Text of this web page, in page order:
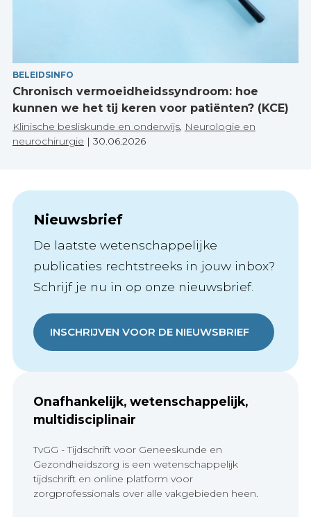
BELEIDSINFO
Chronisch vermoeidheidssyndroom: hoe
kunnen we het tij keren voor patiënten? (KCE)
Klinische besliskunde en onderwijs, Neurologie en
neurochirurgie | 30.06.2026
Nieuwsbrief
De laatste wetenschappelijke
publicaties rechtstreeks in jouw inbox?
Schrijf je nu in op onze nieuwsbrief.
INSCHRIJVEN VOOR DE NIEUWSBRIEF
Onafhankelijk, wetenschappelijk,
multidisciplinair
TvGG - Tijdschrift voor Geneeskunde en
Gezondheidszorg is een wetenschappelijk
tijdschrift en online platform voor
zorgprofessionals over alle vakgebieden heen.